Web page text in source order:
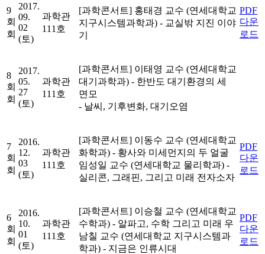
9
회
회
2017.
09.
02
(토)
과학관
111호
[과학콘서트] 홍태경 교수 (연세대학교
지구시스템과학과) - 교실밖 지진 이야
기
PDF
다운
로드
8
회
회
2017.
05.
27
(토)
과학관
111호
[과학콘서트] 이태영 교수 (연세대학교
대기과학과) - 한반도 대기환경의 세
면모
- 날씨, 기후변화, 대기오염
7
회
회
2016.
12.
03
(토)
과학관
111호
[과학콘서트] 이동수 교수 (연세대학교
화학과) - 황사와 미세먼지의 두 얼굴
임성일 교수 (연세대학교 물리학과) -
실리콘, 그래핀, 그리고 미래 전자소자
PDF
다운
로드
6
회
회
2016.
10.
01
(토)
과학관
111호
[과학콘서트] 이승철 교수 (연세대학교
수학과) - 알파고, 수학 그리고 미래 우
남칠 교수 (연세대학교 지구시스템과
학과) - 지금은 인류시대
PDF
다운
로드